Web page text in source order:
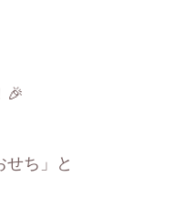
🎉
せち」と